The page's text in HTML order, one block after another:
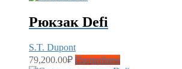
Рюкзак Defi
S.T. Dupont
79,200.00₽ Подробнее